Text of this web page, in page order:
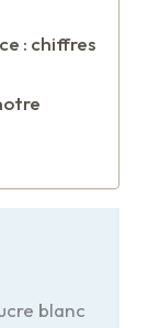
: chiffres
blanc